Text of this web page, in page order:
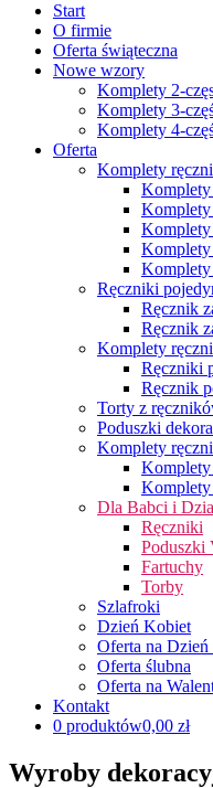
Start
O firmie
Oferta świąteczna
Nowe wzory
Komplety 2-
Komplety 3-
Komplety 4-
Oferta
Komplety
Komplety
Komplety
Komplety
Komplety
Ręczniki
Ręcznik
Ręcznik
Komplety
Ręczniki
Ręcznik
Torty z
Poduszki
Komplety
Komplety
Komplety
Dla Babci i
Ręczniki
Poduszki
Fartuchy
Torby
Szlafroki
Dzień Kobiet
Oferta na
Oferta ślubna
Oferta na
Kontakt
0 produktów0,00 zł
Wyroby